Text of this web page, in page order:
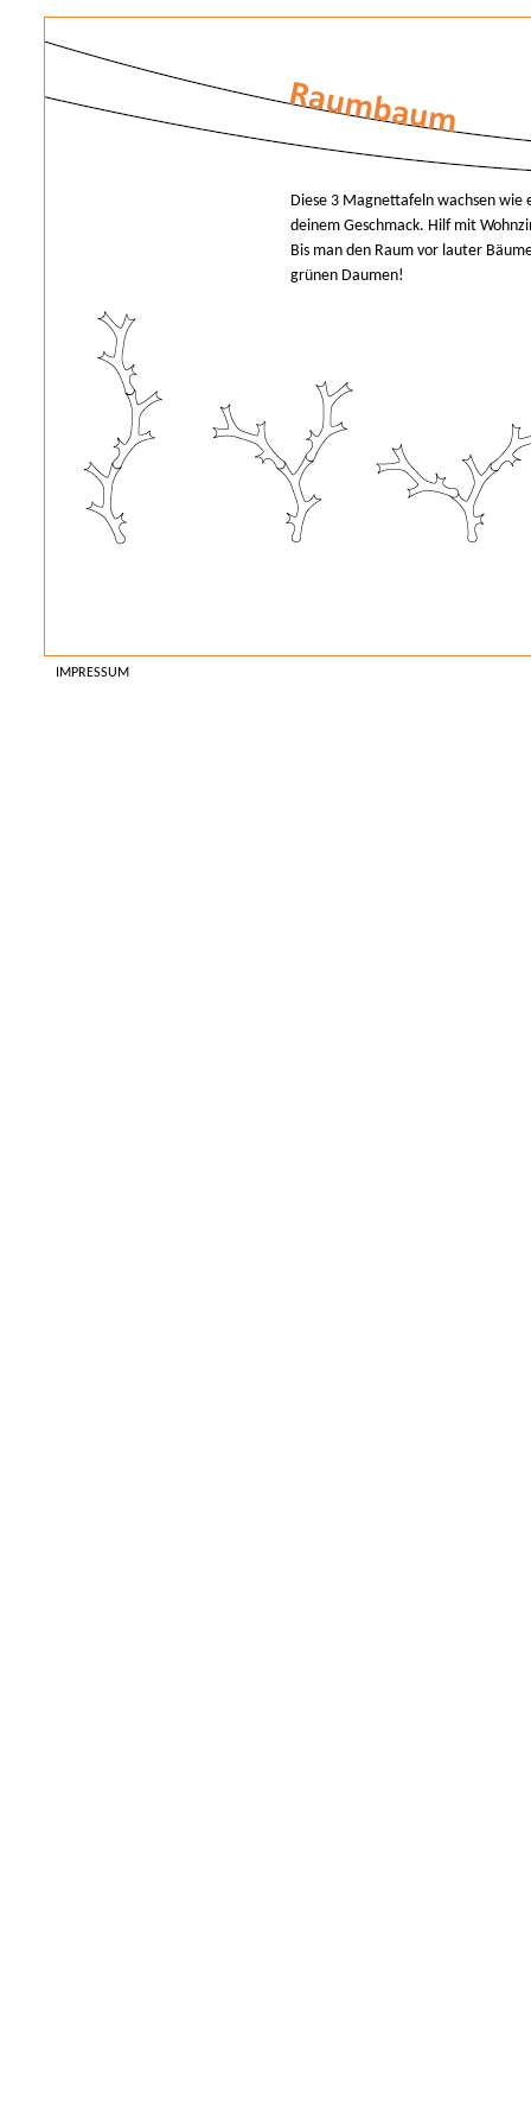
Diese 3 Magnettafeln wachsen wie
deinem Geschmack. Hilf mit
Bis man den Raum vor lauter
grünen Daumen!
IMPRESSUM